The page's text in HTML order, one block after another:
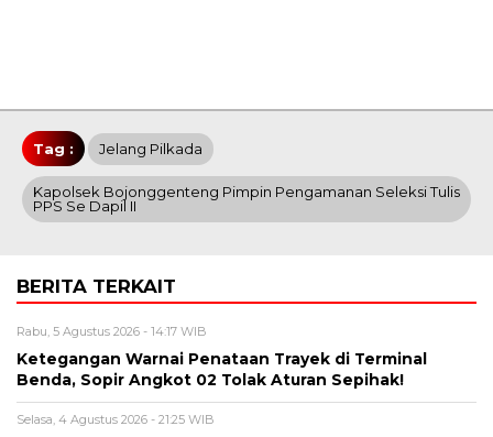
Tag : Jelang Pilkada
Kapolsek Bojonggenteng Pimpin Pengamanan Seleksi Tulis
PPS Se Dapil II
BERITA TERKAIT
Rabu, 5 Agustus 2026 - 14:17 WIB
Ketegangan Warnai Penataan Trayek di Terminal
Benda, Sopir Angkot 02 Tolak Aturan Sepihak!
Selasa, 4 Agustus 2026 - 21:25 WIB